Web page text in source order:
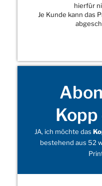
hierfür
Je Kunde kann das
JA, ich möchte das
bestehend aus 52